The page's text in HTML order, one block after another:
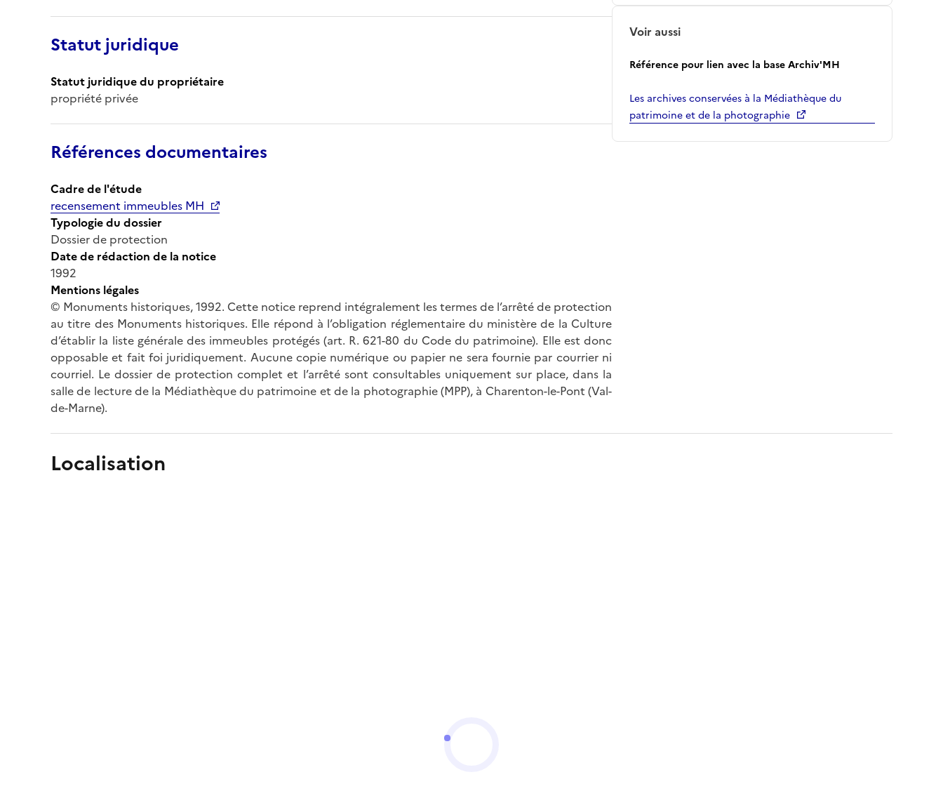
Statut juridique
Statut juridique du propriétaire
propriété privée
Références documentaires
Cadre de l'étude
recensement immeubles MH
Typologie du dossier
Dossier de protection
Date de rédaction de la notice
1992
Mentions légales
© Monuments historiques, 1992. Cette notice reprend intégralement les termes de l’arrêté de protection
au titre des Monuments historiques. Elle répond à l’obligation réglementaire du ministère de la Culture
d’établir la liste générale des immeubles protégés (art. R. 621-80 du Code du patrimoine). Elle est donc
opposable et fait foi juridiquement. Aucune copie numérique ou papier ne sera fournie par courrier ni
courriel. Le dossier de protection complet et l’arrêté sont consultables uniquement sur place, dans la
salle de lecture de la Médiathèque du patrimoine et de la photographie (MPP), à Charenton-le-Pont (Val-
de-Marne).
Voir aussi
Référence pour lien avec la base Archiv'MH
Les archives conservées à la Médiathèque du
patrimoine et de la photographie
Localisation